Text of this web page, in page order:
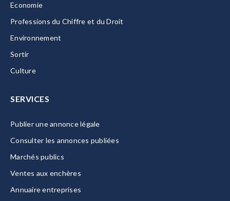
Economie
Professions du Chiffre et du Droit
Environnement
Sortir
Culture
SERVICES
Publier une annonce légale
Consulter les annonces publiées
Marchés publics
Ventes aux enchères
Annuaire entreprises